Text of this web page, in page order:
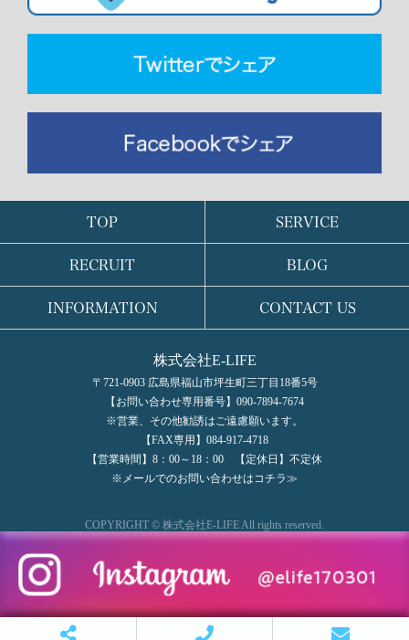
TOP SERVICE
RECRUIT BLOG
INFORMATION CONTACT US
株式会社E-LIFE
〒721-0903 広島県福山市坪生町三丁目18番5号
【お問い合わせ専用番号】090-7894-7674
※営業、その他勧誘はご遠慮願います。
【FAX専用】084-917-4718
【営業時間】8：00～18：00 【定休日】不定休
※メールでのお問い合わせはコチラ≫
COPYRIGHT © 株式会社E-LIFE All rights reserved.